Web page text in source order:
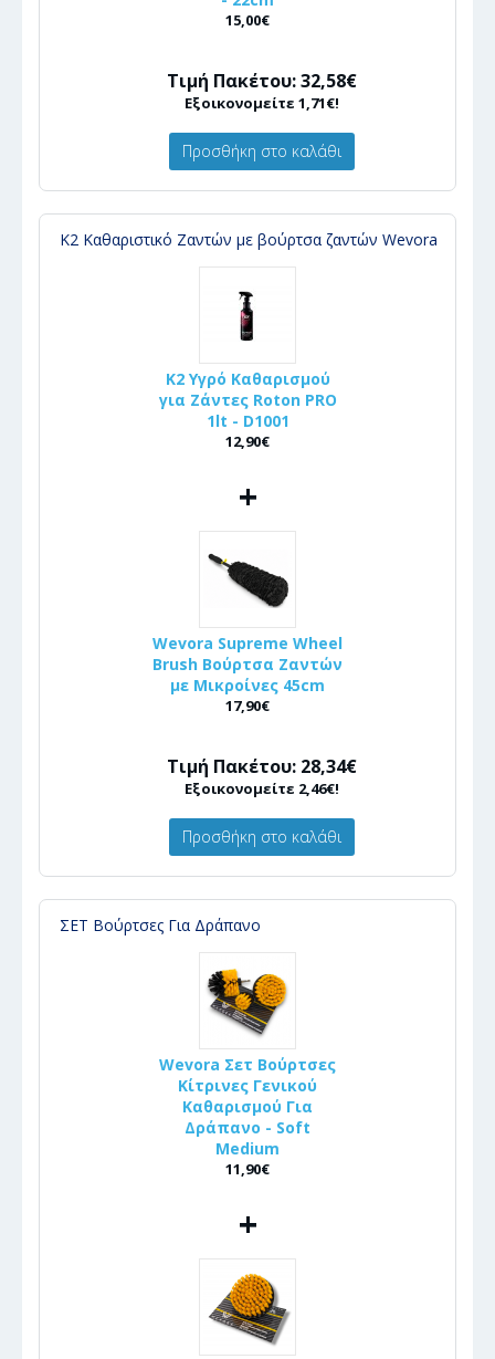
15,00€
Τιμή Πακέτου: 32,58€
Εξοικονομείτε 1,71€!
Προσθήκη στο καλάθι
K2 Καθαριστικό Ζαντών με βούρτσα ζαντών Wevora
K2 Υγρό Καθαρισμού
για Ζάντες Roton PRO
1lt - D1001
12,90€
+
Wevora Supreme Wheel
Brush Βούρτσα Ζαντών
με Μικροίνες 45cm
17,90€
Τιμή Πακέτου: 28,34€
Εξοικονομείτε 2,46€!
Προσθήκη στο καλάθι
ΣΕΤ Βούρτσες Για Δράπανο
Wevora Σετ Βούρτσες
Κίτρινες Γενικού
Καθαρισμού Για
Δράπανο - Soft
Medium
11,90€
+